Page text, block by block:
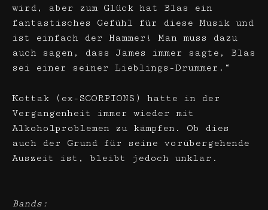
wird, aber zum Glück hat Blas ein
fantastisches Gefühl für diese Musik und
ist einfach der Hammer! Man muss dazu
auch sagen, dass James immer sagte, Blas
sei einer seiner Lieblings-Drummer.“
Kottak (ex-SCORPIONS) hatte in der
Vergangenheit immer wieder mit
Alkoholproblemen zu kämpfen. Ob dies
auch der Grund für seine vorübergehende
Auszeit ist, bleibt jedoch unklar.
Bands: